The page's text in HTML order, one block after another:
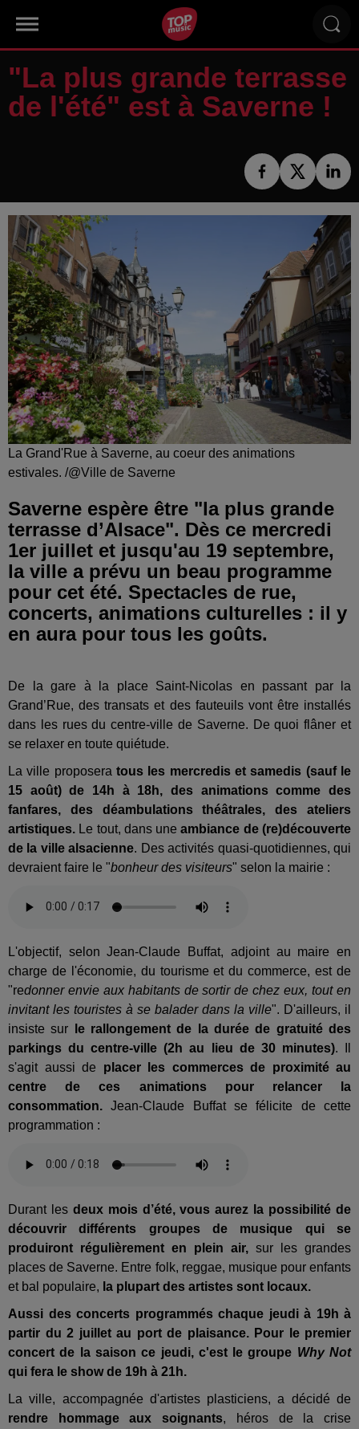
"La plus grande terrasse
de l'été" est à Saverne !
La Grand'Rue à Saverne, au coeur des animations
estivales. /@Ville de Saverne
Saverne espère être "la plus grande
terrasse d’Alsace". Dès ce mercredi
1er juillet et jusqu'au 19 septembre,
la ville a prévu un beau programme
pour cet été. Spectacles de rue,
concerts, animations culturelles : il y
en aura pour tous les goûts.
De la gare à la place Saint-Nicolas en passant par la
Grand’Rue, des transats et des fauteuils vont être installés
dans les rues du centre-ville de Saverne. De quoi flâner et
se relaxer en toute quiétude.
La ville proposera tous les mercredis et samedis (sauf le
15 août) de 14h à 18h, des animations comme des
fanfares, des déambulations théâtrales, des ateliers
artistiques. Le tout, dans uneambiance de (re)découverte
de la ville alsacienne. Des activités quasi-quotidiennes, qui
devraient faire le "bonheur des visiteurs" selon la mairie :
L'objectif, selon Jean-Claude Buffat, adjoint au maire en
charge de l'économie, du tourisme et du commerce, est de
"redonner envie aux habitants de sortir de chez eux, tout en
invitant les touristes à se balader dans la ville". D'ailleurs, il
insiste sur
le rallongement de la durée de gratuité des
parkings du centre-ville (2h au lieu de 30 minutes). Il
s'agit aussi de placer les commerces de proximité au
centre de ces animations pour relancer la
consommation.Jean-Claude Buffat se félicite de cette
programmation :
Durant les deux mois d’été, vous aurez la possibilité de
découvrir différents groupes de musique qui se
produiront régulièrement en plein air, sur les grandes
places de Saverne. Entre folk, reggae, musique pour enfants
et bal populaire, la plupart des artistes sont locaux.
Aussi des concerts programmés chaque jeudi à 19h à
partir du 2 juillet au port de plaisance. Pour le premier
concert de la saison ce jeudi, c'est le groupe Why Not
qui fera le show de 19h à 21h.
La ville, accompagnée d'artistes plasticiens, a décidé de
rendre hommage aux soignants, héros de la crise